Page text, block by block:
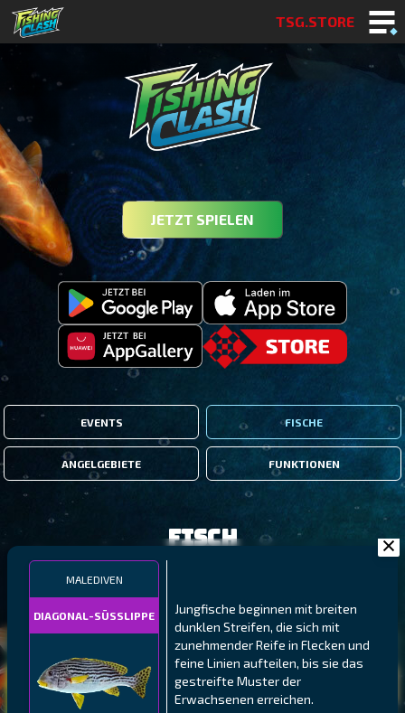
TSG.STORE
JETZT SPIELEN
EVENTS FISCHE
ANGELGEBIETE FUNKTIONEN
MALEDIVEN
DIAGONAL-SÜSSLIPPE
Jungfische beginnen mit breiten
dunklen Streifen, die sich mit
zunehmender Reife in Flecken und
feine Linien aufteilen, bis sie das
gestreifte Muster der
Erwachsenen erreichen.
Fisch
GESTRECKTER
SCHABEMUND-
BUNTBARSCH
NÖRDLICHE FJORDE
ATLANTISCHER LENG
GALAPAGOS-INSELN
MEXIKANISCHER